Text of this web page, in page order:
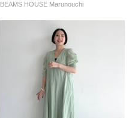
BEAMS HOUSE Marunouchi